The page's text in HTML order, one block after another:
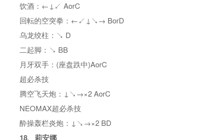
饮酒：←↓↙ AorC
回転的空突拳：←↙↓↘→ BorD
乌龙绞柱：↘ D
二起脚：↘ BB
月牙双手：(座盘跌中)AorC
超必杀技
腾空飞天炮：↓↘→×2 AorC
NEOMAX超必杀技
酔操轰栏炎炮：↓↘→×2 BD
18、莉安娜